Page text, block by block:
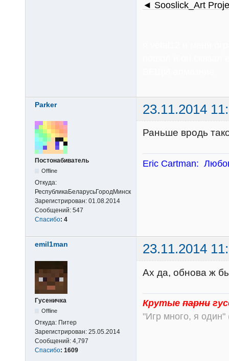
◄ Sooslick_Art
Parker 23.11.2014
Постонабиватель
Offline
Откуда:
РеспубликаБеларусьГородМинск
Зарегистрирован: 01.08.2014
Сообщений: 547
Спасибо: 4
Раньше вродь
Eric Cartman:
emil1man 23.11.2014
Гусеничка
Offline
Откуда: Питер
Зарегистрирован: 25.05.2014
Сообщений: 4,797
Спасибо: 1609
Ах да, обнова ж
Крутые парни
"Игр много, я один"